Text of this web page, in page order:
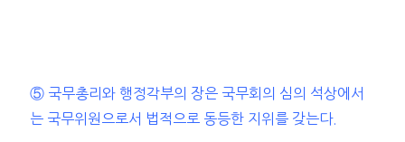
⑤ 국무총리와 행정각부의 장은 국무회의 심의 석상에서
는 국무위원으로서 법적으로 동등한 지위를 갖는다.